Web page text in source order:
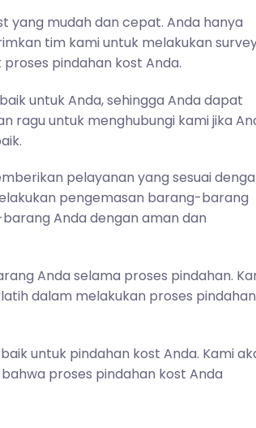
yang mudah dan cepat. Anda hanya
tim kami untuk melakukan
pindahan kost Anda.
untuk Anda, sehingga Anda dapat
ragu untuk menghubungi kami jika
pelayanan yang sesuai
pengemasan barang-barang
Anda dengan aman dan
Anda selama proses pindahan.
dalam melakukan proses pindahan
untuk pindahan kost Anda. Kami
proses pindahan kost Anda